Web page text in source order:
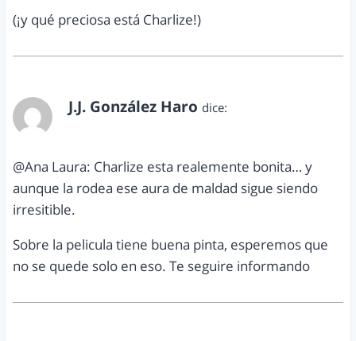
(¡y qué preciosa está Charlize!)
J.J. González Haro dice:
@Ana Laura: Charlize esta realemente bonita… y
aunque la rodea ese aura de maldad sigue siendo
irresitible.
Sobre la pelicula tiene buena pinta, esperemos que
no se quede solo en eso. Te seguire informando